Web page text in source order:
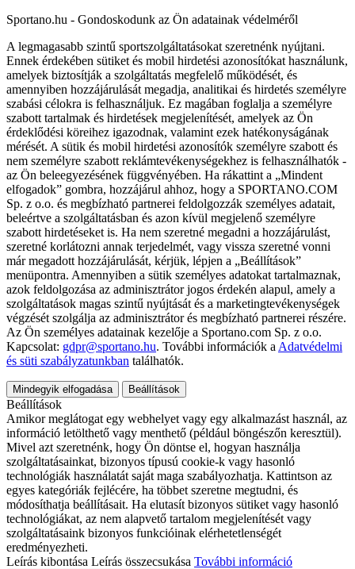
Sportano.hu - Gondoskodunk az Ön adatainak védelméről
A legmagasabb szintű sportszolgáltatásokat szeretnénk nyújtani.
Ennek érdekében sütiket és mobil hirdetési azonosítókat használunk,
amelyek biztosítják a szolgáltatás megfelelő működését, és
amennyiben hozzájárulását megadja, analitikai és hirdetés személyre
szabási célokra is felhasználjuk. Ez magában foglalja a személyre
szabott tartalmak és hirdetések megjelenítését, amelyek az Ön
érdeklődési köreihez igazodnak, valamint ezek hatékonyságának
mérését. A sütik és mobil hirdetési azonosítók személyre szabott és
nem személyre szabott reklámtevékenységekhez is felhasználhatók -
az Ön beleegyezésének függvényében. Ha rákattint a „Mindent
elfogadok” gombra, hozzájárul ahhoz, hogy a SPORTANO.COM
Sp. z o.o. és megbízható partnerei feldolgozzák személyes adatait,
beleértve a szolgáltatásban és azon kívül megjelenő személyre
szabott hirdetéseket is. Ha nem szeretné megadni a hozzájárulást,
szeretné korlátozni annak terjedelmét, vagy vissza szeretné vonni
már megadott hozzájárulását, kérjük, lépjen a „Beállítások”
menüpontra. Amennyiben a sütik személyes adatokat tartalmaznak,
azok feldolgozása az adminisztrátor jogos érdekén alapul, amely a
szolgáltatások magas szintű nyújtását és a marketingtevékenységek
végzését szolgálja az adminisztrátor és megbízható partnerei részére.
Az Ön személyes adatainak kezelője a Sportano.com Sp. z o.o.
Kapcsolat: gdpr@sportano.hu. További információk a Adatvédelmi
és süti szabályzatunkban találhatók.
Mindegyik elfogadása Beállítások
Beállítások
Amikor meglátogat egy webhelyet vagy egy alkalmazást használ, az
információ letölthető vagy menthető (például böngészőn keresztül).
Mivel azt szeretnénk, hogy Ön döntse el, hogyan használja
szolgáltatásainkat, bizonyos típusú cookie-k vagy hasonló
technológiák használatát saját maga szabályozhatja. Kattintson az
egyes kategóriák fejlécére, ha többet szeretne megtudni, és
módosíthatja beállításait. Ha elutasít bizonyos sütiket vagy hasonló
technológiákat, az nem alapvető tartalom megjelenítését vagy
szolgáltatásaink bizonyos funkcióinak elérhetetlenségét
eredményezheti.
Leírás kibontása Leírás összecsukása További információ